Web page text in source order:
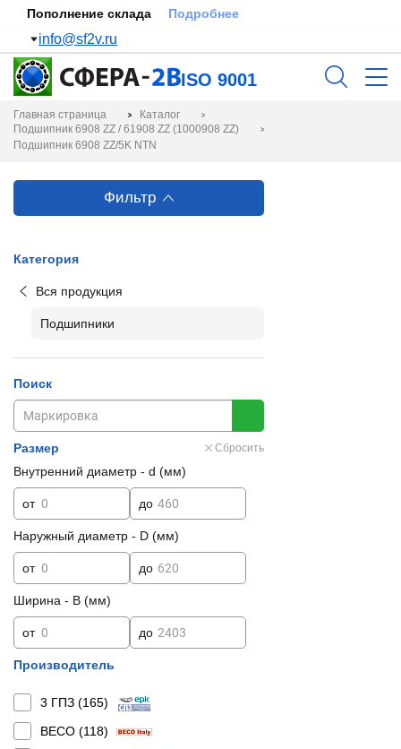
Пополнение склада Подробнее
info@sf2v.ru
ISO 9001
Главная страница
Каталог
Подшипник 6908 ZZ / 61908 ZZ (1000908 ZZ)
Подшипник 6908 ZZ/5K NTN
Фильтр
Категория
Вся продукция
Подшипники
Поиск
Размер Сбросить
Внутренний диаметр - d (мм)
от до
Наружный диаметр - D (мм)
от до
Ширина - B (мм)
от до
Производитель
3 ГПЗ (165)
BECO (118)